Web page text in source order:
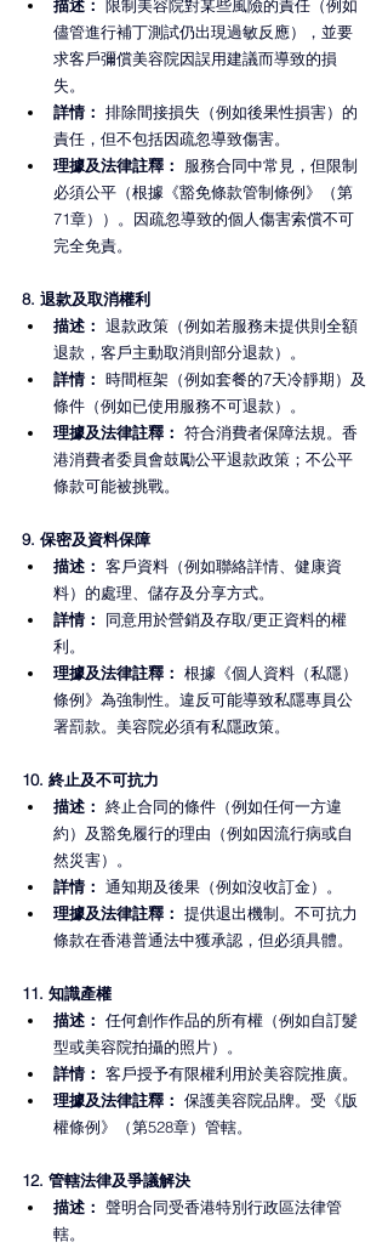
描述：
限制美容院對某些風險的責任（例如
儘管進行補丁測試仍出現過敏反應），並要
求客戶彌償美容院因誤用建議而導致的損
失。
詳情： 排除間接損失（例如後果性損害）的
責任，但不包括因疏忽導致傷害。
理據及法律註釋：
服務合同中常見，但限制
必須公平（根據《豁免條款管制條例》（第
71章））。因疏忽導致的個人傷害索償不可
完全免責。
8. 退款及取消權利
描述： 退款政策（例如若服務未提供則全額
退款，客戶主動取消則部分退款）。
詳情： 時間框架（例如套餐的7天冷靜期）及
條件（例如已使用服務不可退款）。
理據及法律註釋： 符合消費者保障法規。香
港消費者委員會鼓勵公平退款政策；不公平
條款可能被挑戰。
9. 保密及資料保障
描述： 客戶資料（例如聯絡詳情、健康資
料）的處理、儲存及分享方式。
詳情：
同意用於營銷及存取/更正資料的權
利。
理據及法律註釋： 根據《個人資料（私隱）
條例》為強制性。違反可能導致私隱專員公
署罰款。美容院必須有私隱政策。
10. 終止及不可抗力
描述： 終止合同的條件（例如任何一方違
約）及豁免履行的理由（例如因流行病或自
然災害）。
詳情： 通知期及後果（例如沒收訂金）。
理據及法律註釋： 提供退出機制。不可抗力
條款在香港普通法中獲承認，但必須具體。
11. 知識產權
描述： 任何創作作品的所有權（例如自訂髮
型或美容院拍攝的照片）。
詳情： 客戶授予有限權利用於美容院推廣。
理據及法律註釋： 保護美容院品牌。受《版
權條例》（第528章）管轄。
12. 管轄法律及爭議解決
描述： 聲明合同受香港特別行政區法律管
轄。